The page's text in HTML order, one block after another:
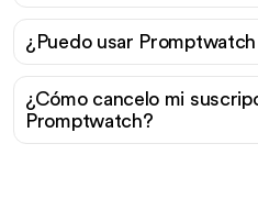
¿Puedo usar
¿Cómo cancelo mi
Promptwatch?